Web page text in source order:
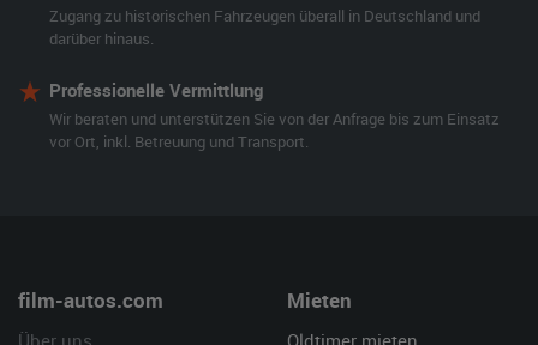
Zugang zu historischen Fahrzeugen überall in Deutschland und
darüber hinaus.
Professionelle Vermittlung
Wir beraten und unterstützen Sie von der Anfrage bis zum Einsatz
vor Ort, inkl. Betreuung und Transport.
film-autos.com
Über uns
Mieten
Oldtimer mieten